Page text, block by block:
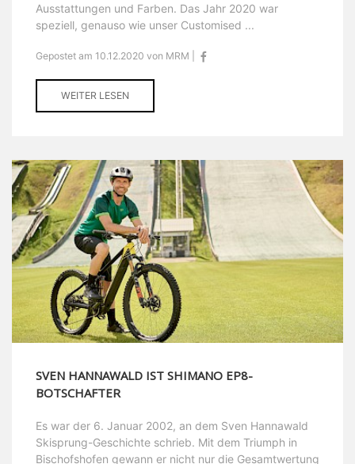
Ausstattungen und Farben. Das Jahr 2020 war
speziell, genauso wie unser Customised ...
Gepostet am 10.12.2020 von MRM |
WEITER LESEN
SVEN HANNAWALD IST SHIMANO EP8-
BOTSCHAFTER
Es war der 6. Januar 2002, an dem Sven Hannawald
Skisprung-Geschichte schrieb. Mit dem Triumph in
Bischofshofen gewann er nicht nur die Gesamtwertung